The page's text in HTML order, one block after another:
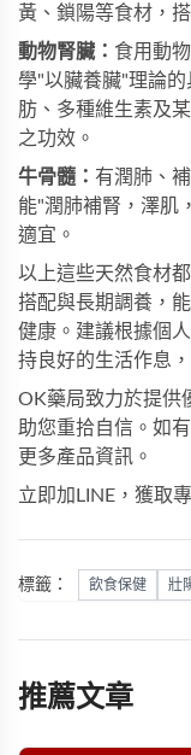
黃、鎖陽等食材，
動物腎臟： 食用動
學"以臟養臟"理論
肪、多種維生素及
之功效。
牛骨髓： 有潤肺、
能"潤肺補腎，澤肌
適宜。
以上這些天然食材
搭配與長期調養，
健康。建議根據個
持良好的生活作息
OK藥局致力於提供
助您重拾自信。如
更多產品資訊。
立即加LINE，獲取
標籤： 飲食保健 壯
推薦文章